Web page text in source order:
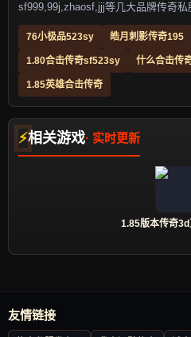
sf999,99j,zhaosf,jjj等几大品牌传奇
76小极品523sy 皓月刺影传奇195
1.80合击传奇sf523sy 什么合击传
1.85英雄合击传奇
相关游戏
1.85版本传奇
友情链接